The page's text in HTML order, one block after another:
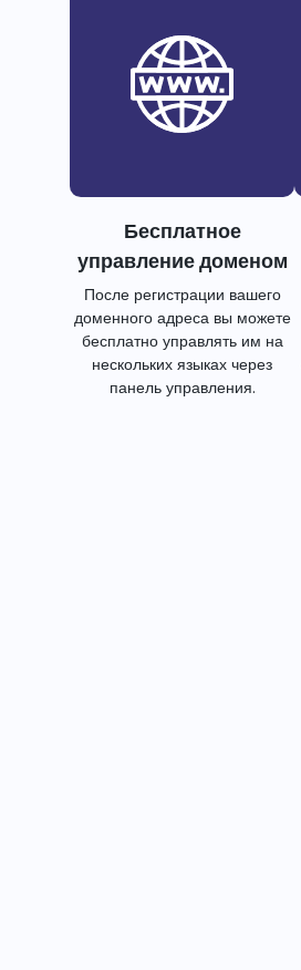
Бесплатное
управление доменом
После регистрации вашего
доменного адреса вы можете
бесплатно управлять им на
нескольких языках через
панель управления.